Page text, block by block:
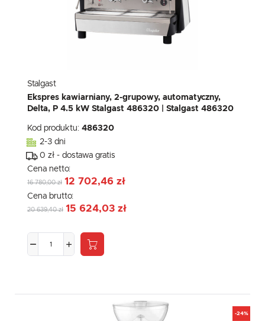
Stalgast
Ekspres kawiarniany, 2-grupowy, automatyczny,
Delta, P 4.5 kW Stalgast 486320 | Stalgast 486320
Kod produktu: 486320
2-3 dni
0 zł - dostawa gratis
Cena netto:
16 780,00 zł 12 702,46 zł
Cena brutto:
20 639,40 zł 15 624,03 zł
-24%